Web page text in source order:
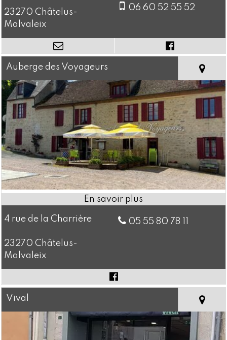
23270 Châtelus-
Malvaleix
06 60 52 55 52
Auberge des Voyageurs
4 rue de la Charrière
23270 Châtelus-
Malvaleix
05 55 80 78 11
Vival